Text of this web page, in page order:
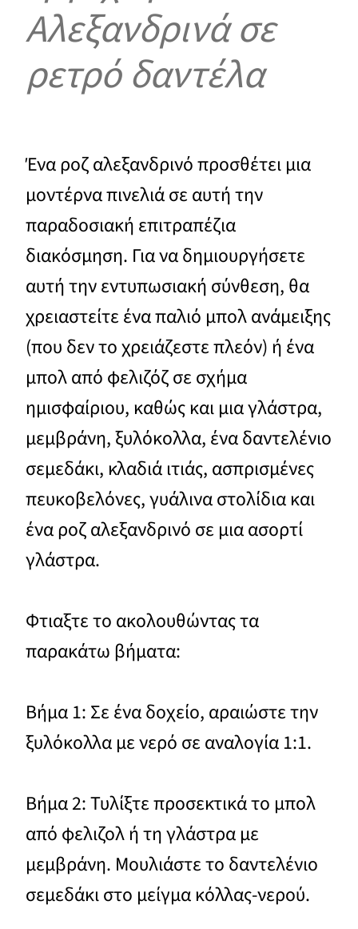
Αλεξανδρινά σε
ρετρό δαντέλα
Ένα ροζ αλεξανδρινό προσθέτει μια
μοντέρνα πινελιά σε αυτή την
παραδοσιακή επιτραπέζια
διακόσμηση. Για να δημιουργήσετε
αυτή την εντυπωσιακή σύνθεση, θα
χρειαστείτε ένα παλιό μπολ ανάμειξης
(που δεν το χρειάζεστε πλεόν) ή ένα
μπολ από φελιζόζ σε σχήμα
ημισφαίριου, καθώς και μια γλάστρα,
μεμβράνη, ξυλόκολλα, ένα δαντελένιο
σεμεδάκι, κλαδιά ιτιάς, ασπρισμένες
πευκοβελόνες, γυάλινα στολίδια και
ένα ροζ αλεξανδρινό σε μια ασορτί
γλάστρα.
Φτιαξτε το ακολουθώντας τα
παρακάτω βήματα:
Βήμα 1: Σε ένα δοχείο, αραιώστε την
ξυλόκολλα με νερό σε αναλογία 1:1.
Βήμα 2: Τυλίξτε προσεκτικά το μπολ
από φελιζολ ή τη γλάστρα με
μεμβράνη. Μουλιάστε το δαντελένιο
σεμεδάκι στο μείγμα κόλλας-νερού.